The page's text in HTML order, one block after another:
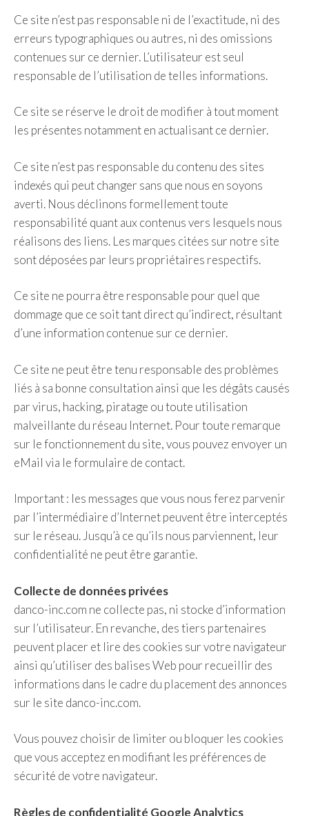
Ce site n’est pas responsable ni de l’exactitude, ni des
erreurs typographiques ou autres, ni des omissions
contenues sur ce dernier. L’utilisateur est seul
responsable de l’utilisation de telles informations.
Ce site se réserve le droit de modifier à tout moment
les présentes notamment en actualisant ce dernier.
Ce site n’est pas responsable du contenu des sites
indexés qui peut changer sans que nous en soyons
averti. Nous déclinons formellement toute
responsabilité quant aux contenus vers lesquels nous
réalisons des liens. Les marques citées sur notre site
sont déposées par leurs propriétaires respectifs.
Ce site ne pourra être responsable pour quel que
dommage que ce soit tant direct qu’indirect, résultant
d’une information contenue sur ce dernier.
Ce site ne peut être tenu responsable des problèmes
liés à sa bonne consultation ainsi que les dégâts causés
par virus, hacking, piratage ou toute utilisation
malveillante du réseau Internet. Pour toute remarque
sur le fonctionnement du site, vous pouvez envoyer un
eMail via le formulaire de contact.
Important : les messages que vous nous ferez parvenir
par l’intermédiaire d’Internet peuvent être interceptés
sur le réseau. Jusqu’à ce qu’ils nous parviennent, leur
confidentialité ne peut être garantie.
Collecte de données privées
danco-inc.com ne collecte pas, ni stocke d’information
sur l’utilisateur. En revanche, des tiers partenaires
peuvent placer et lire des cookies sur votre navigateur
ainsi qu’utiliser des balises Web pour recueillir des
informations dans le cadre du placement des annonces
sur le site danco-inc.com.
Vous pouvez choisir de limiter ou bloquer les cookies
que vous acceptez en modifiant les préférences de
sécurité de votre navigateur.
Règles de confidentialité Google Analytics